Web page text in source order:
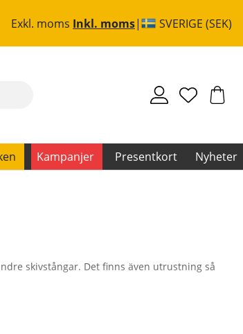
Exkl. moms Inkl. moms SVERIGE (SEK)
Kampanjer Presentkort Nyheter
skivstångar. Det finns även utrustning så